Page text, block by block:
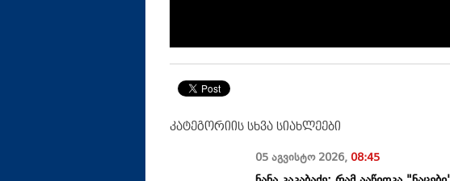
კატეგორიის სხვა სიახლეები
05 აგვისტო 2026,08:45